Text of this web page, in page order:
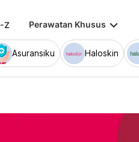
Z Perawatan Khusus keyboard_arrow_down
Asuransiku Haloskin